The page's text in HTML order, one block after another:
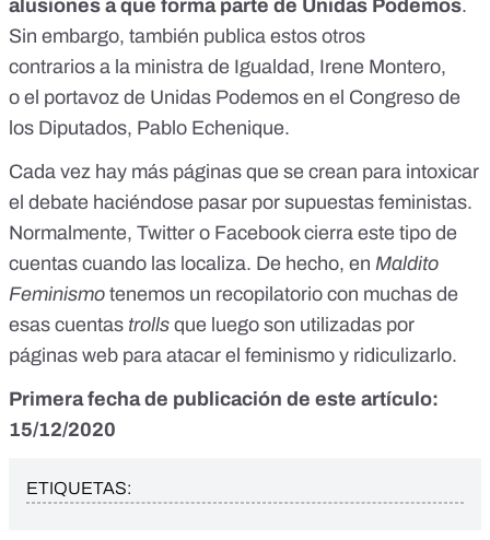
alusiones a que forma parte de Unidas Podemos.
Sin embargo, también publica estos otros
contrarios a la ministra de Igualdad, Irene Montero,
o el portavoz de Unidas Podemos en el Congreso de
los Diputados, Pablo Echenique.
Cada vez hay más páginas que se crean para intoxicar
el debate haciéndose pasar por supuestas feministas.
Normalmente, Twitter o Facebook cierra este tipo de
cuentas cuando las localiza. De hecho, en Maldito
Feminismo tenemos un recopilatorio con muchas de
esas cuentas trolls que luego son utilizadas por
páginas web para atacar el feminismo y ridiculizarlo.
Primera fecha de publicación de este artículo:
15/12/2020
ETIQUETAS: